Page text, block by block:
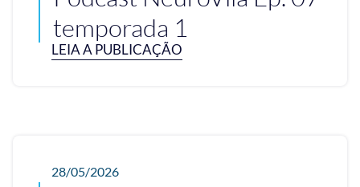
temporada 1
LEIA A PUBLICAÇÃO
28/05/2026